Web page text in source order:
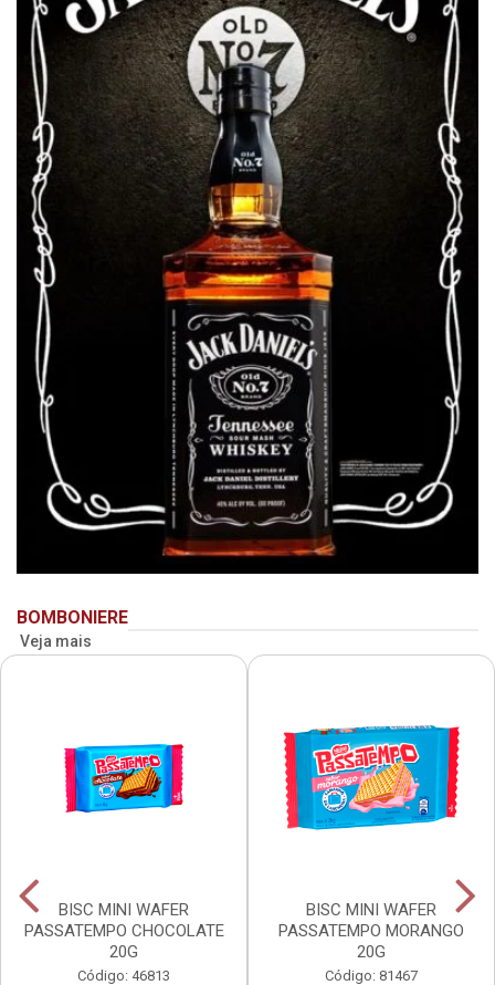
BOMBONIERE
Veja mais
BISC MINI WAFER
PASSATEMPO CHOCOLATE
20G
Código: 46813
BISC MINI WAFER
PASSATEMPO MORANGO
20G
Código: 81467